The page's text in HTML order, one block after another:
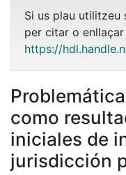
Si us plau
per citar o
https://
como
iniciales de
jurisdicción